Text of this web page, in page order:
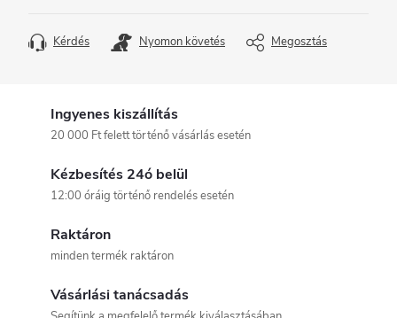
Kérdés Nyomon követés Megosztás
Ingyenes kiszállítás
20 000 Ft felett történő vásárlás esetén
Kézbesítés 24ó belül
12:00 óráig történő rendelés esetén
Raktáron
minden termék raktáron
Vásárlási tanácsadás